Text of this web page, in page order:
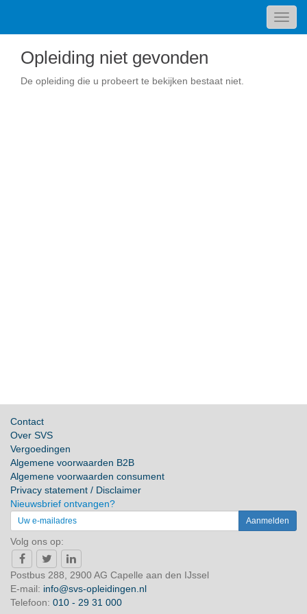
Opleiding niet gevonden
De opleiding die u probeert te bekijken bestaat niet.
Contact
Over SVS
Vergoedingen
Algemene voorwaarden B2B
Algemene voorwaarden consument
Privacy statement / Disclaimer
Nieuwsbrief ontvangen?
Volg ons op:
Postbus 288, 2900 AG Capelle aan den IJssel
E-mail: info@svs-opleidingen.nl
Telefoon: 010 - 29 31 000